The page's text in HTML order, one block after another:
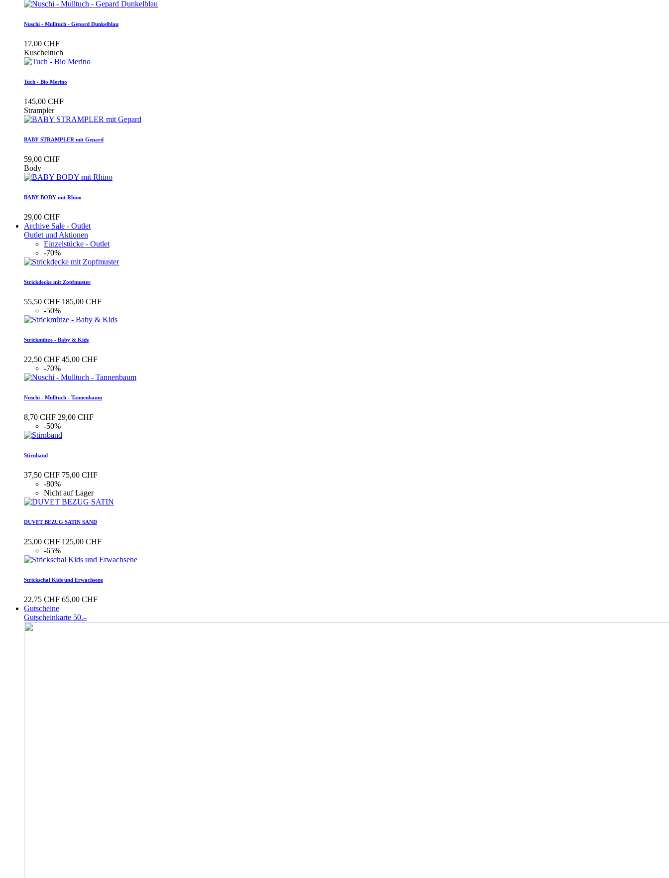
Nuschi - Mulltuch - Gepard Dunkelblau
17,00 CHF
Kuscheltuch
Tuch - Bio Merino
145,00 CHF
Strampler
BABY STRAMPLER mit Gepard
59,00 CHF
Body
BABY BODY mit Rhino
29,00 CHF
Archive Sale - Outlet
Outlet und Aktionen
Einzelstücke - Outlet
-70%
Strickdecke mit Zopfmuster
55,50 CHF 185,00 CHF
-50%
Strickmütze - Baby & Kids
22,50 CHF 45,00 CHF
-70%
Nuschi - Mulltuch - Tannenbaum
8,70 CHF 29,00 CHF
-50%
Stirnband
37,50 CHF 75,00 CHF
-80%
Nicht auf Lager
DUVET BEZUG SATIN SAND
25,00 CHF 125,00 CHF
-65%
Strickschal Kids und Erwachsene
22,75 CHF 65,00 CHF
Gutscheine
Gutscheinkarte 50.–